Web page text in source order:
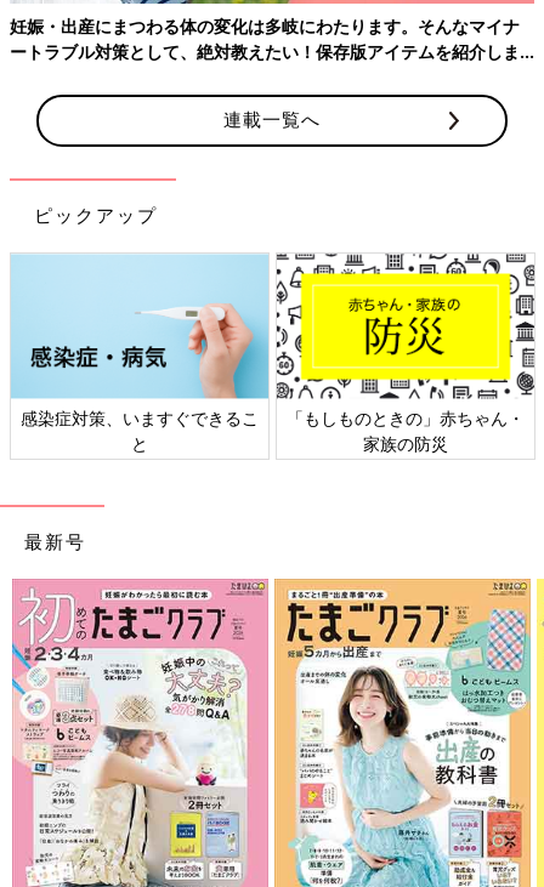
妊娠・出産にまつわる体の変化は多岐にわたります。そんなマイナ
ートラブル対策として、絶対教えたい！保存版アイテムを紹介しま
連載一覧へ
ピックアップ
感染症対策、いますぐできるこ
と
「もしものときの」赤ちゃん・
家族の防災
最新号